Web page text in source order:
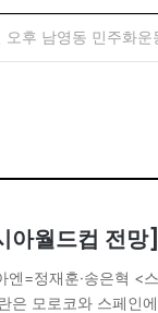
후 남영동 민주화운
아월드컵 전망
엔=정재훈·송은혁 <
은 모로코와 스페인